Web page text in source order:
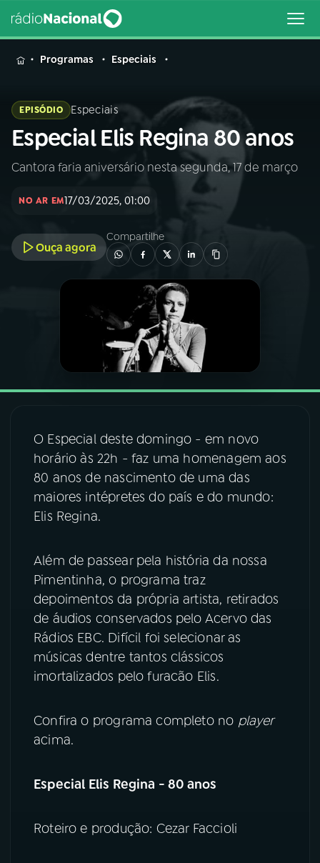
MENU
Buscar
na
Rádio
Buscar
01INÍCIO
PROGRAMAÇÃO
PODCASTS
06VIDEOCASTS
FESTIVAL DE MÚSICA
ACOMPANHE A RÁDIO NACIONAL
TikTok
Programas Especiais
EPISÓDIO Especiais
Especial Elis Regina 80 anos
Cantora faria aniversário nesta segunda, 17 de março
NO AR EM17/03/2025, 01:00
Ouça agora
Compartilhe
O Especial deste domingo - em novo
horário às 22h - faz uma homenagem aos
80 anos de nascimento de uma das
maiores intépretes do país e do mundo:
Elis Regina.
Além de passear pela história da nossa
Pimentinha, o programa traz
depoimentos da própria artista, retirados
de áudios conservados pelo Acervo das
Rádios EBC. Difícil foi selecionar as
músicas dentre tantos clássicos
imortalizados pelo furacão Elis.
Confira o programa completo no player
acima.
Especial Elis Regina - 80 anos
Roteiro e produção: Cezar Faccioli